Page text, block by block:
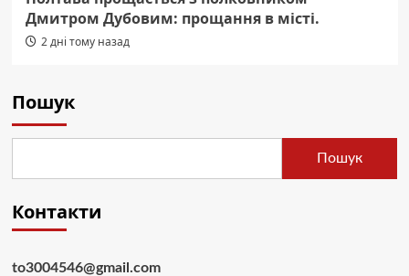
Дмитром Дубовим: прощання в місті.
2 дні тому назад
Пошук
Пошук
Контакти
to3004546@gmail.com